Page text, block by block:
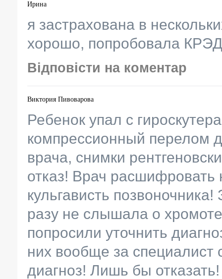
Ирина
я застрахована в
хорошо, попробовала
Відповісти на коментар
Виктория Пивоварова
Ребенок упал с
компрессионный перелом
врача, снимки
отказ! Врач расшифровать
кульгависть
разу не слышала о
попросили уточнить
них вообще за специалист
диагноз! Лишь бы